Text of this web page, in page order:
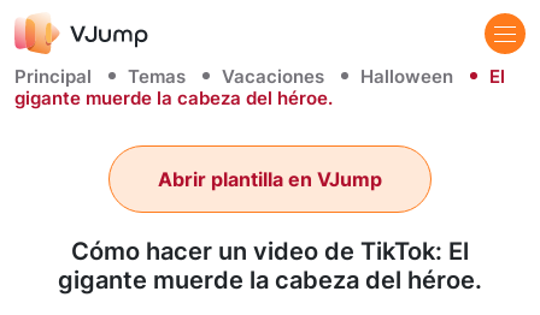
Principal Temas Vacaciones Halloween
El
gigante muerde la cabeza del héroe.
Cómo hacer un video de TikTok: El
gigante muerde la cabeza del héroe.
Abrir plantilla en VJump